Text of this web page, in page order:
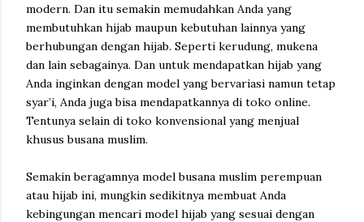
modern. Dan itu semakin memudahkan Anda yang
membutuhkan hijab maupun kebutuhan lainnya yang
berhubungan dengan hijab. Seperti kerudung, mukena
dan lain sebagainya. Dan untuk mendapatkan hijab yang
Anda inginkan dengan model yang bervariasi namun tetap
syar’i, Anda juga bisa mendapatkannya di toko online.
Tentunya selain di toko konvensional yang menjual
khusus busana muslim.
Semakin beragamnya model busana muslim perempuan
atau hijab ini, mungkin sedikitnya membuat Anda
kebingungan mencari model hijab yang sesuai dengan